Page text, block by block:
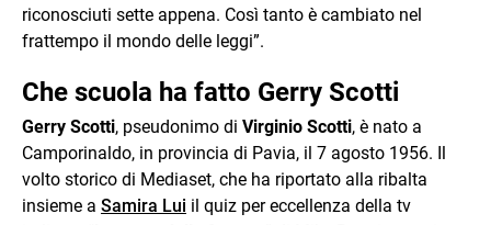
riconosciuti sette appena. Così tanto è cambiato nel
frattempo il mondo delle leggi”.
Che scuola ha fatto Gerry Scotti
Gerry Scotti, pseudonimo di Virginio Scotti, è nato a
Camporinaldo, in provincia di Pavia, il 7 agosto 1956. Il
volto storico di Mediaset, che ha riportato alla ribalta
insieme a Samira Lui il quiz per eccellenza della tv